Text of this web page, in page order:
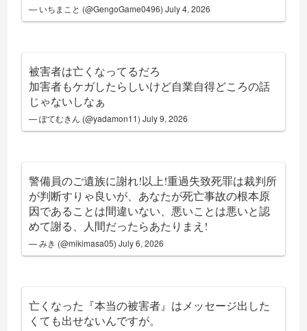
— いちまこと (@GengoGame0496)July 4, 2026
被害者は亡くなってるだろ
加害者もケガしたらしいけど自業自得どころの話
じゃないしなぁ
— ぽてむきん (@yadamon11)July 9, 2026
警備員のご遺族に謝れ!以上!重過失致死罪は裁判所
が判断すりゃ良いが、あなたが死亡事故の根本原
因であることは間違いない、悪いことは悪いと認
めて謝る、人間だったらあたりまえ!
— みき (@mikimasa05)July 6, 2026
亡くなった『本当の被害者』はメッセージ出した
くても出せないんですが。